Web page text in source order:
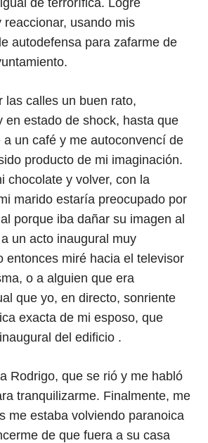
de terrorífica. Logré
reaccionar, usando mis
autodefensa para zafarme de
las calles un buen rato,
en estado de shock, hasta que
un café y me autoconvencí de
producto de mi imaginación.
chocolate y volver, con la
marido estaría preocupado por
porque iba dañar su imagen al
un acto inaugural muy
entonces miré hacia el televisor
o a alguien que era
que yo, en directo, sonriente
exacta de mi esposo, que
del edificio .
Rodrigo, que se rió y me habló
tranquilizarme. Finalmente, me
me estaba volviendo paranoica
de que fuera a su casa